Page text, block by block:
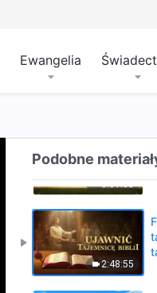
Ewangelia
Podobne
3:01:08
2:48:55